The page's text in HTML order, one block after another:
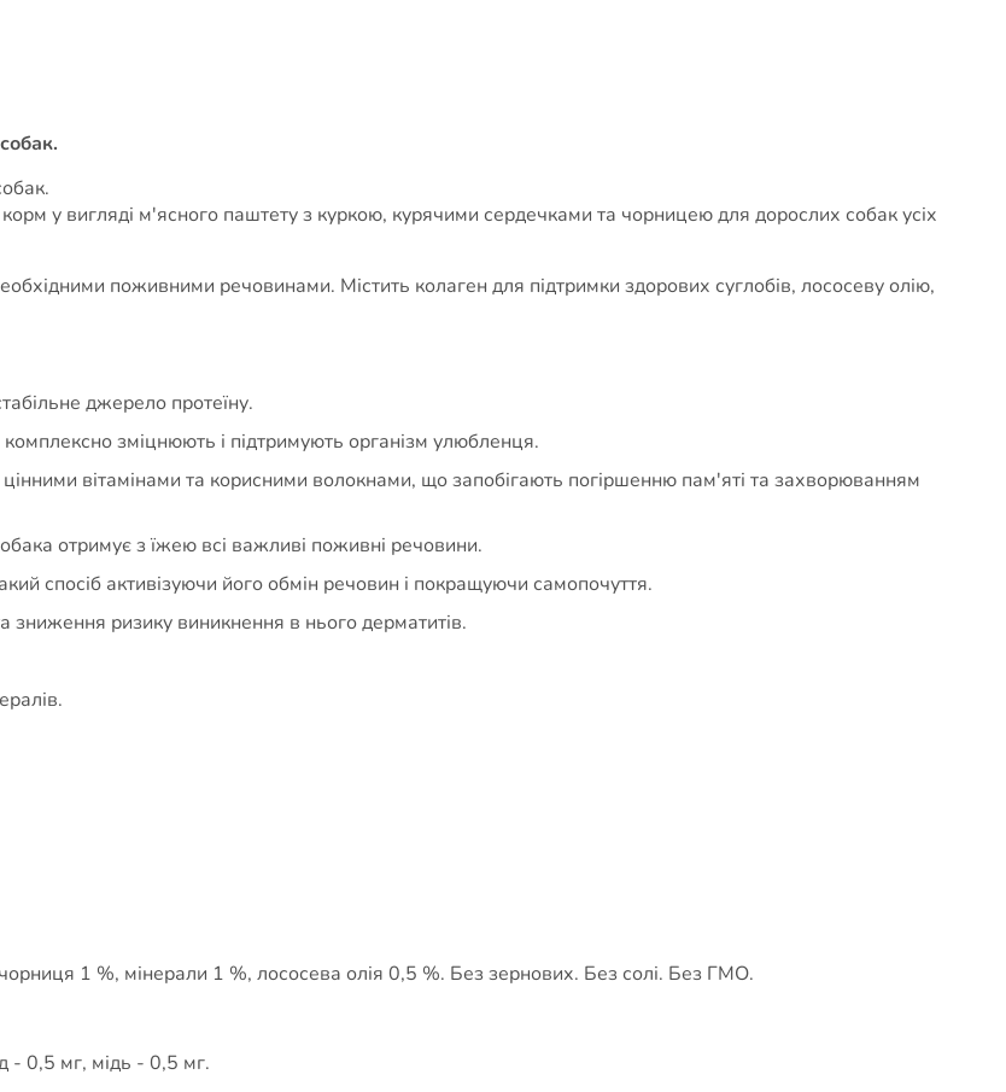
у вигляді м'ясного паштету з куркою, курячими сердечками та чорницею для дорослих собак усіх
поживними речовинами. Містить колаген для підтримки здорових суглобів, лососеву олію,
джерело протеїну.
зміцнюють і підтримують організм улюбленця.
вітамінами та корисними волокнами, що запобігають погіршенню пам'яті та захворюванням
отримує з їжею всі важливі поживні речовини.
спосіб активізуючи його обмін речовин і покращуючи самопочуття.
зниження ризику виникнення в нього дерматитів.
1 %, мінерали 1 %, лососева олія 0,5 %. Без зернових. Без солі. Без ГМО.
- 0,5 мг, мідь - 0,5 мг.